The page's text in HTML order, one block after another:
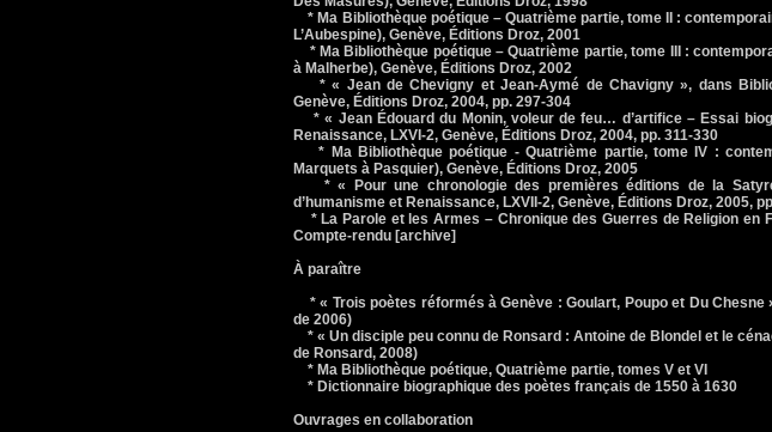
* Ma Bibliothèque poétique – Quatrième partie, tome II :
L’Aubespine), Genève, Éditions Droz, 2001
* Ma Bibliothèque poétique – Quatrième partie, tome III :
à Malherbe), Genève, Éditions Droz, 2002
* « Jean de Chevigny et Jean-Aymé de Chavigny », dans
Genève, Éditions Droz, 2004, pp. 297-304
* « Jean Édouard du Monin, voleur de feu… d’artifice – Essai
Renaissance, LXVI-2, Genève, Éditions Droz, 2004, pp. 311-330
* Ma Bibliothèque poétique - Quatrième partie, tome IV :
Marquets à Pasquier), Genève, Éditions Droz, 2005
* « Pour une chronologie des premières éditions de la Satyre
d’humanisme et Renaissance, LXVII-2, Genève, Éditions Droz, 2005,
* La Parole et les Armes – Chronique des Guerres de Religion en
Compte-rendu [archive]
À paraître
* « Trois poètes réformés à Genève : Goulart, Poupo et Du
de 2006)
* « Un disciple peu connu de Ronsard : Antoine de Blondel et le
de Ronsard, 2008)
* Ma Bibliothèque poétique, Quatrième partie, tomes V et VI
* Dictionnaire biographique des poètes français de 1550 à 1630
Ouvrages en collaboration